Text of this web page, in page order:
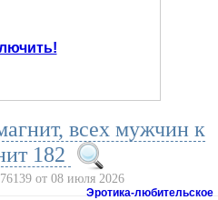
всех мужчин к
182
от 08 июля 2026
Эротика-любительское